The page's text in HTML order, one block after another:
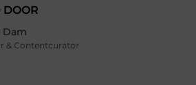
DOOR
Dam
& Contentcurator